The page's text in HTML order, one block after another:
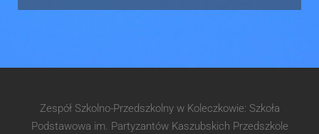
Zespół Szkolno-Przedszkolny w Koleczkowie: Szkoła
Podstawowa im. Partyzantów Kaszubskich Przedszkole